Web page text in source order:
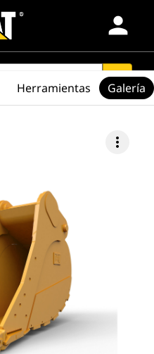
person
search
more_vert
Herramientas Galería